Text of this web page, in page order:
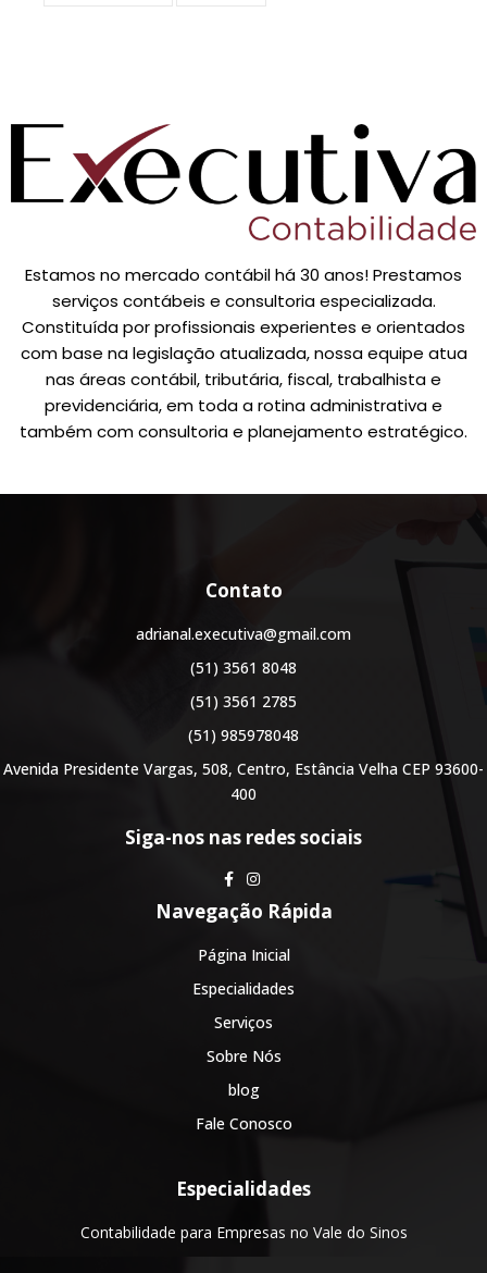
Estamos no mercado contábil há 30 anos! Prestamos
serviços contábeis e consultoria especializada.
Constituída por profissionais experientes e orientados
com base na legislação atualizada, nossa equipe atua
nas áreas contábil, tributária, fiscal, trabalhista e
previdenciária, em toda a rotina administrativa e
também com consultoria e planejamento estratégico.
Contato
adrianal.executiva@gmail.com
(51) 3561 8048
(51) 3561 2785
(51) 985978048
Avenida Presidente Vargas, 508, Centro, Estância Velha CEP 93600-
400
Siga-nos nas redes sociais
Navegação Rápida
Página Inicial
Especialidades
Serviços
Sobre Nós
blog
Fale Conosco
Especialidades
Contabilidade para Empresas no Vale do Sinos